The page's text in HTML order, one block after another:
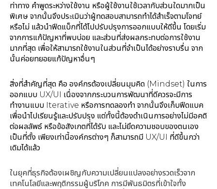
ท่าทาง คำพูดระหว่างใช้งาน หรือผู้ใช้งานใช้เวลากับส่วนใดมากเป็น
พิเศษ จากนั้นจึงประเมินว่าผู้ทดสอบสามารถทำได้สำเร็จตามโจทย์
หรือไม่ แล้วนำฟีดแบ็กที่ได้ไปปรับปรุงการออกแบบให้ดีขึ้น โดยเริ่ม
จากการแก้ปัญหาที่พบบ่อย และส่วนที่ส่งผลกระทบต่อการใช้งาน
มากที่สุด เพื่อให้สามารถใช้งานในส่วนที่จำเป็นได้อย่างราบรื่น จาก
นั้นค่อยทยอยแก้ปัญหาอื่นๆ
สิ่งที่สำคัญที่สุด คือ องค์กรต้องเปลี่ยนมุมคิด (Mindset) ในการ
ออกแบบ UX/UI เนื่องจากกระบวนการพัฒนาที่ดีควรจะมีการ
ทำงานแบบ Iterative หรือการทดลองทำ จากนั้นจึงเก็บฟีดแบค
เพื่อนำไปเรียนรู้และปรับปรุง แต่ทั้งนี้ต้องดำเนินการอย่างไม่มีอคติ
ต่อผลลัพธ์ หรือข้อสังเกตที่ได้รับ และไม่ยึดความชอบของตนเอง
เป็นที่ตั้ง เพียงเท่านี้องค์กรต่างๆ ก็สามารถมี UX/UI ที่ดีขึ้นกว่า
เดิมได้แล้ว
ในยุคที่ธุรกิจต้องเผชิญกับความเปลี่ยนแปลงอย่างรวดเร็วจาก
เทคโนโลยีและพฤติกรรมผู้บริโภค การมีพันธมิตรที่เข้าใจทั้ง